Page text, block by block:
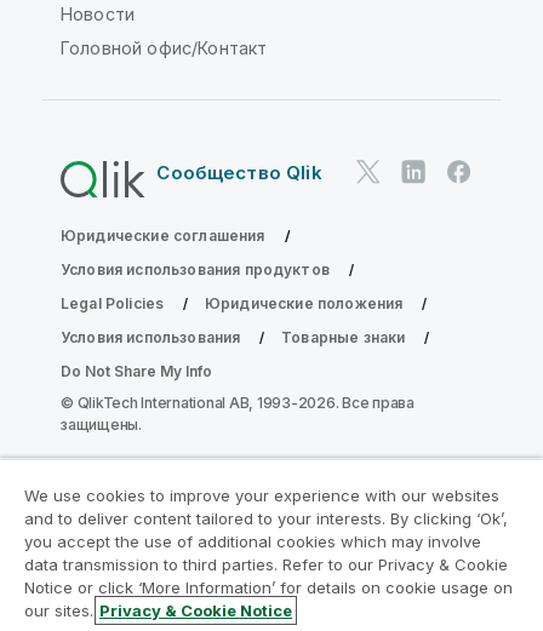
Новости
Головной офис/Контакт
Сообщество Qlik
Юридические соглашения
Условия использования продуктов
Legal Policies
Юридические положения
Условия использования
Товарные знаки
Do Not Share My Info
© QlikTech International AB, 1993-2026. Все права
защищены.
Присоединяйтесь к программе
модернизации аналитики
Модернизируйте ваши важные приложения QlikView
без ущерба с помощью программы модернизации
We use cookies to improve your experience with our websites
and to deliver content tailored to your interests. By clicking ‘Ok’,
you accept the use of additional cookies which may involve
data transmission to third parties. Refer to our Privacy & Cookie
Notice or click ‘More Information’ for details on cookie usage on
our sites. Privacy & Cookie Notice